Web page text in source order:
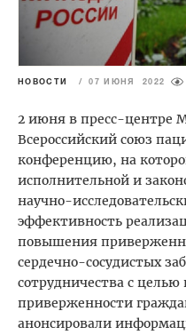
НОВОСТИ / 07 ИЮНЯ 2022
2 июня в пресс-центре
Всероссийский союз
конференцию, на
исполнительной и
научно-
эффективность
повышения
сердечно-сосудистых
сотрудничества с
приверженности
анонсировали